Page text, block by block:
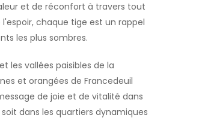
et de réconfort à travers tout
chaque tige est un rappel
les plus sombres.
les vallées paisibles de la
et orangées de Francedeuil
de joie et de vitalité dans
dans les quartiers dynamiques